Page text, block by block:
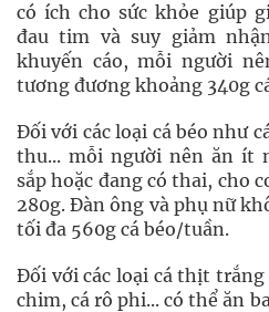
có ích cho sức khỏe giúp
đau tim và suy giảm
khuyến cáo, mỗi người
tương đương khoảng 340g
Đối với các loại cá béo như
thu... mỗi người nên ăn ít
sắp hoặc đang có thai, cho
280g. Đàn ông và phụ nữ
tối đa 560g cá béo/tuần.
Đối với các loại cá thịt trắng
chim, cá rô phi... có thể ăn